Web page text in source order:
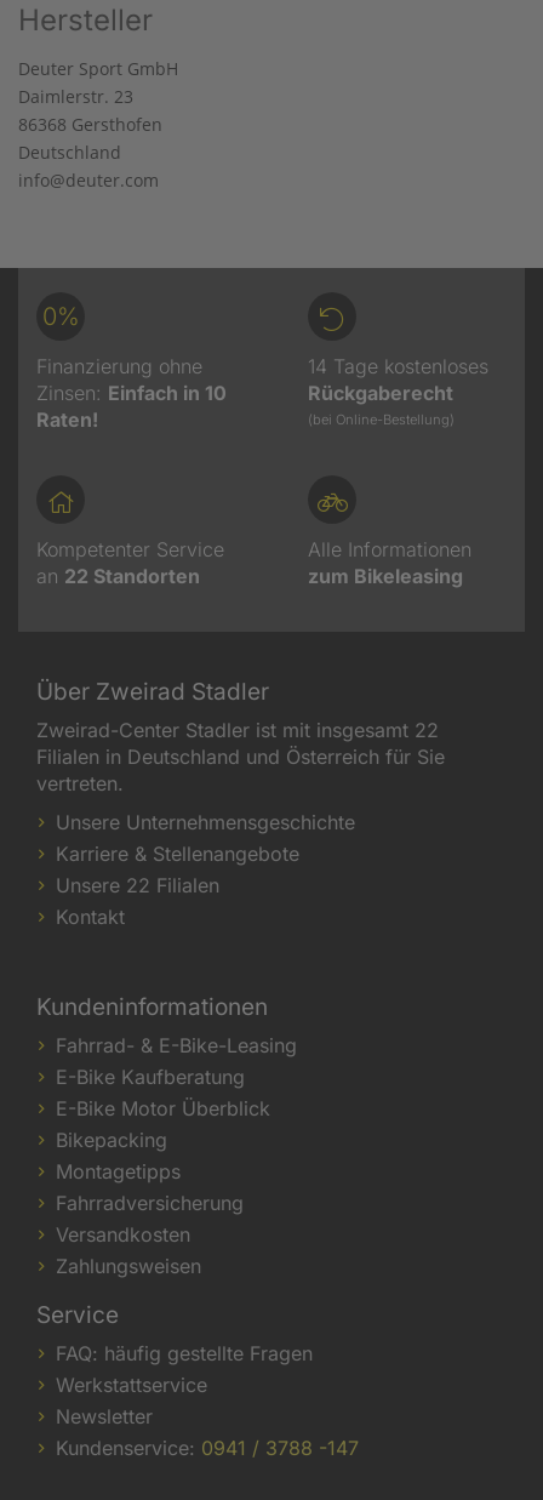
Hersteller
Deuter Sport GmbH
Daimlerstr. 23
86368 Gersthofen
Deutschland
info@deuter.com
0%
Finanzierung ohne
Zinsen: Einfach in 10
Raten!
14 Tage kostenloses
Rückgaberecht
(bei Online-Bestellung)
Kompetenter Service
an 22 Standorten
Alle Informationen
zum Bikeleasing
Über Zweirad Stadler
Zweirad-Center Stadler ist mit insgesamt 22
Filialen in Deutschland und Österreich für Sie
vertreten.
Unsere Unternehmensgeschichte
Karriere & Stellenangebote
Unsere 22 Filialen
Kontakt
Kundeninformationen
Fahrrad- & E-Bike-Leasing
E-Bike Kaufberatung
E-Bike Motor Überblick
Bikepacking
Montagetipps
Fahrradversicherung
Versandkosten
Zahlungsweisen
Service
FAQ: häufig gestellte Fragen
Werkstattservice
Newsletter
Kundenservice: 0941 / 3788 -147